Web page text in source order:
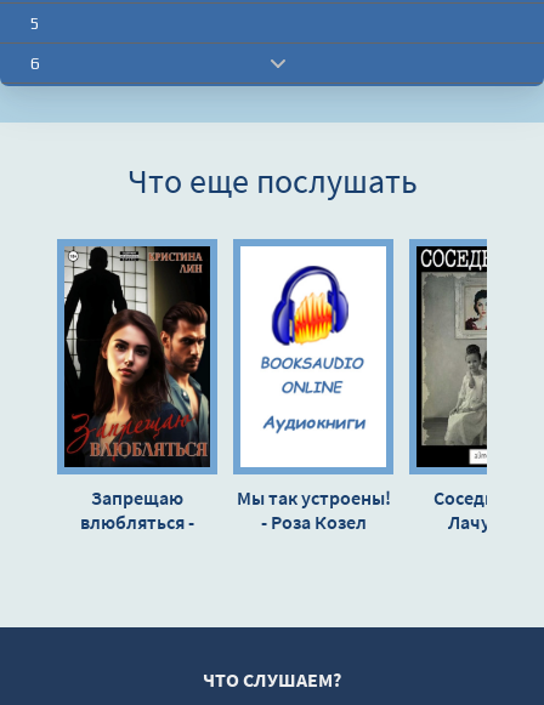
5
6
20
Что еще послушать
Запрещаю
влюбляться -
Мы так устроены!
- Роза Козел
Соседка -
Лачугина
ЧТО СЛУШАЕМ?